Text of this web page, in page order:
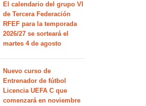
El calendario del grupo VI
de Tercera Federación
RFEF para la temporada
2026/27 se sorteará el
martes 4 de agosto
Nuevo curso de
Entrenador de fútbol
Licencia UEFA C que
comenzará en noviembre